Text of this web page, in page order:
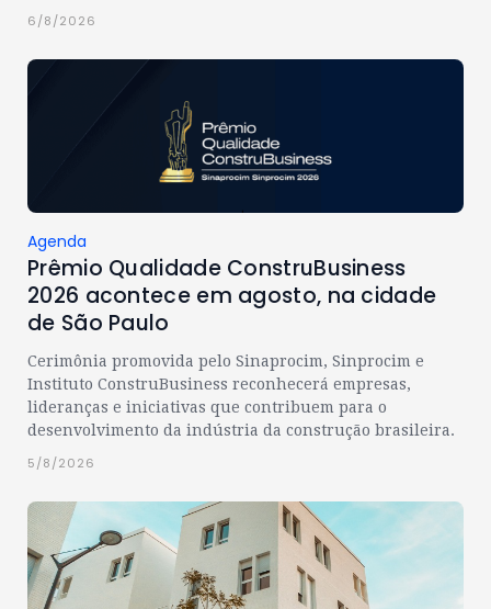
6/8/2026
Agenda
Prêmio Qualidade ConstruBusiness
2026 acontece em agosto, na cidade
de São Paulo
Cerimônia promovida pelo Sinaprocim, Sinprocim e
Instituto ConstruBusiness reconhecerá empresas,
lideranças e iniciativas que contribuem para o
desenvolvimento da indústria da construção brasileira.
5/8/2026